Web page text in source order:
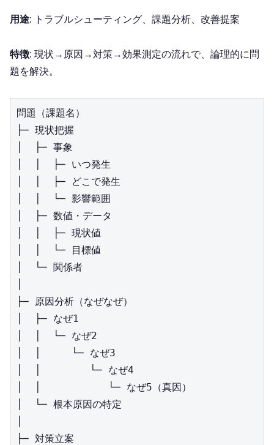
用途: トラブルシューティング、課題分析、改善提案
特徴: 現状→原因→対策→効果測定の流れで、論理的に問
題を解決。
問題（課題名）
├─ 現状把握
│  ├─ 事象
│  │  ├─ いつ発生
│  │  ├─ どこで発生
│  │  └─ 影響範囲
│  ├─ 数値・データ
│  │  ├─ 現状値
│  │  └─ 目標値
│  └─ 関係者
├─ 原因分析（なぜなぜ）
│  ├─ なぜ1
│  │  └─ なぜ2
│  │     └─ なぜ3
│  │        └─ なぜ4
│  │           └─ なぜ5（真因）
│  └─ 根本原因の特定
├─ 対策立案